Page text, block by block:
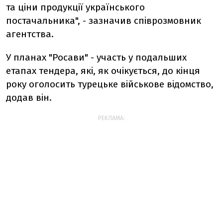
та цiни продукцiї українського
постачальника", - зазначив спiврозмовник
агентства.
У планах "Росави" - участь у подальших
етапах тендера, якi, як очiкується, до кiнця
року оголосить турецьке вiйськове вiдомство,
додав вiн.
РЕКЛАМА: